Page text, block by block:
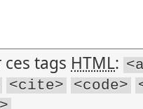
tags HTML:
<cite> <code>